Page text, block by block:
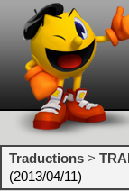
Traductions >
(2013/04/11)